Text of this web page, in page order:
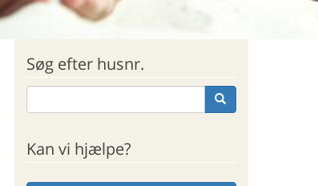
Søg efter husnr.
Kan vi hjælpe?